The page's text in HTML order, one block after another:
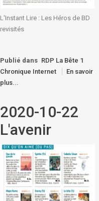
L'Instant Lire : Les Héros de BD
revisités
Publié dans RDP La Bête 1
Chronique Internet
En savoir
plus...
2020-10-22
L'avenir